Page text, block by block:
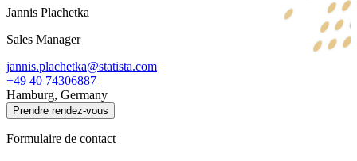
Jannis Plachetka
Sales Manager
jannis.plachetka@statista.com
+49 40 74306887
Hamburg, Germany
Prendre rendez-vous
Formulaire de contact